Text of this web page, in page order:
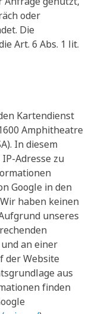
oder
Die
Art. 6 Abs. 1 lit.
Kartendienst
Amphitheatre
In diesem
Adresse zu
Google in den
haben keinen
unseres
an einer
der Website
aus
finden